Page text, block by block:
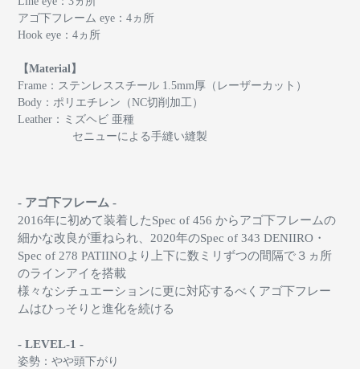
アゴ下フレーム eye：4ヵ所
Hook eye：4ヵ所
【Material】
Frame：ステンレススチール 1.5mm厚（レーザーカット）
Body：ポリエチレン（NC切削加工）
Leather：ミズヘビ 亜種
セニューによる手縫い縫製
- アゴ下フレーム -
2016年に初めて装着したSpec of 456 からアゴ下フレームの
細かな改良が重ねられ、 2020年のSpec of 343 DENIIRO・
Spec of 278 PATIINOより上下に数ミリずつの間隔で３ヵ所
のラインアイを搭載
様々なシチュエーションに更に対応するべくアゴ下フレー
ムはひっそりと進化を続ける
- LEVEL-1 -
姿勢：やや頭下がり